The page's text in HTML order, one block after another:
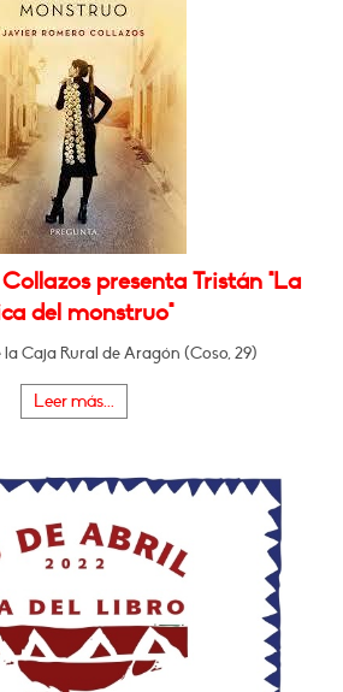
presenta Tristán "La
del monstruo"
Caja Rural de Aragón (Coso, 29)
Leer más...